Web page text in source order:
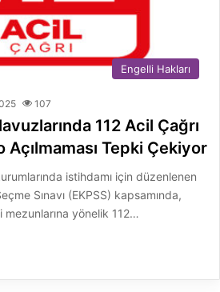
Engelli Hakları
107
112 Acil Çağrı
Tepki Çekiyor
istihdamı için düzenlenen
Sınavı (EKPSS) kapsamında,
mezunlarına yönelik 112…